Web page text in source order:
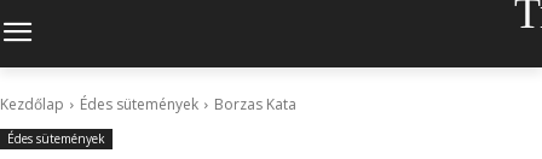
Kezdőlap Édes sütemények Borzas Kata
Édes sütemények